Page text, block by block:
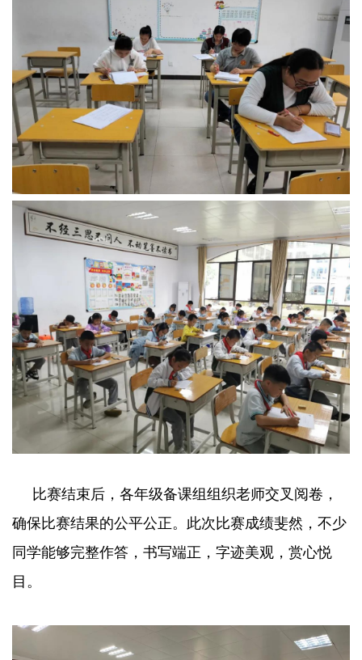
比赛结束后，各年级备课组组织老师交叉阅卷，
确保比赛结果的公平公正。此次比赛成绩斐然，不少
同学能够完整作答，书写端正，字迹美观，赏心悦
目。